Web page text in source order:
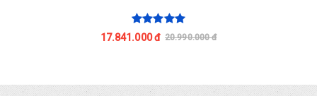
17.841.000 đ 20.990.000 đ